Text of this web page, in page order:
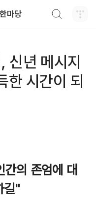
마당
신년 메시지
한 시간이 되
간의 존엄에 대
길"